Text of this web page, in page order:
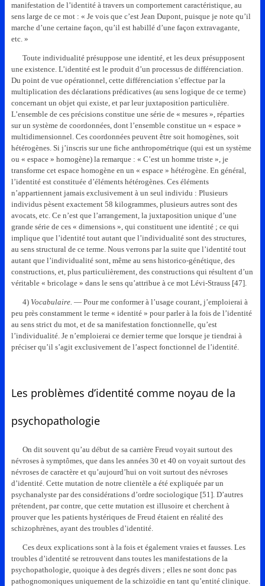
manifestation de l’identité à travers un comportement caractéristique, au
sens large de ce mot : « Je vois que c’est Jean Dupont, puisque je note qu’il
marche d’une certaine façon, qu’il est habillé d’une façon extravagante,
etc. »
Toute individualité présuppose une identité, et les deux présupposent
une existence. L’identité est le produit d’un processus de différenciation.
Du point de vue opérationnel, cette différenciation s’effectue par la
multiplication des déclarations prédicatives (au sens logique de ce terme)
concernant un objet qui existe, et par leur juxtaposition particulière.
L’ensemble de ces précisions constitue une série de « mesures », réparties
sur un système de coordonnées, dont l’ensemble constitue un « espace »
multidimensionnel. Ces coordonnées peuvent être soit homogènes, soit
hétérogènes. Si j’inscris sur une fiche anthropométrique (qui est un système
ou « espace » homogène) la remarque : « C’est un homme triste », je
transforme cet espace homogène en un « espace » hétérogène. En général,
l’identité est constituée d’éléments hétérogènes. Ces éléments
n’appartiennent jamais exclusivement à un seul individu : Plusieurs
individus pèsent exactement 58 kilogrammes, plusieurs autres sont des
avocats, etc. Ce n’est que l’arrangement, la juxtaposition unique d’une
grande série de ces « dimensions », qui constituent une identité ; ce qui
implique que l’identité tout autant que l’individualité sont des structures,
au sens structural de ce terme. Nous verrons par la suite que l’identité tout
autant que l’individualité sont, même au sens historico-génétique, des
constructions, et, plus particulièrement, des constructions qui résultent d’un
véritable « bricolage » dans le sens qu’attribue à ce mot Lévi-Strauss [47].
4) Vocabulaire. — Pour me conformer à l’usage courant, j’emploierai à
peu près constamment le terme « identité » pour parler à la fois de l’identité
au sens strict du mot, et de sa manifestation fonctionnelle, qu’est
l’individualité. Je n’emploierai ce dernier terme que lorsque je tiendrai à
préciser qu’il s’agit exclusivement de l’aspect fonctionnel de l’identité.
Les problèmes d’identité comme noyau de la
psychopathologie
On dit souvent qu’au début de sa carrière Freud voyait surtout des
névroses à symptômes, que dans les années 30 et 40 on voyait surtout des
névroses de caractère et qu’aujourd’hui on voit surtout des névroses
d’identité. Cette mutation de notre clientèle a été expliquée par un
psychanalyste par des considérations d’ordre sociologique [51]. D’autres
prétendent, par contre, que cette mutation est illusoire et cherchent à
prouver que les patients hystériques de Freud étaient en réalité des
schizophrènes, ayant des troubles d’identité.
Ces deux explications sont à la fois et également vraies et fausses. Les
troubles d’identité se retrouvent dans toutes les manifestations de la
psychopathologie, quoique à des degrés divers ; elles ne sont donc pas
pathognomoniques uniquement de la schizoïdie en tant qu’entité clinique.